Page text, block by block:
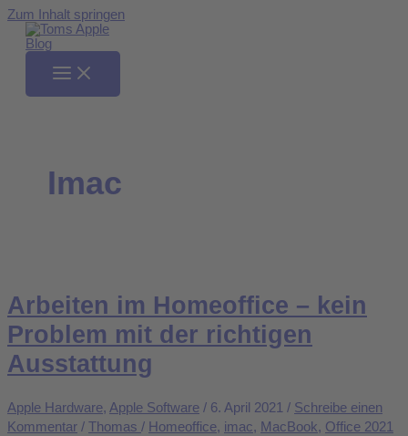
Zum Inhalt springen
Imac
Arbeiten im Homeoffice – kein
Problem mit der richtigen
Ausstattung
Apple Hardware, Apple Software / 6. April 2021 / Schreibe einen
Kommentar / Thomas / Homeoffice, imac, MacBook, Office 2021